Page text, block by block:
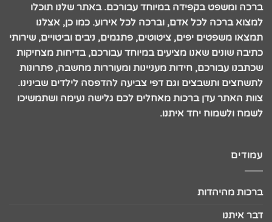
ברכה ומשפט בקפידה במיוחד עבורכם. באתר שלנו תוכלו
למצוא ברכה לכל אדם, וברכה לכל אירוע. כמו כן, אצלנו
תמצאו משפטים יפים, ציטוטים, פתגמים, ניבים וביטויים, שירותי
כתיבה שונים שאנו מציעים במיוחד עבורכם, בדיחות מצחיקות
שכתבנו עבורכם, חידות מעניינות ומעוררות מחשבה, פתרונות
לתשחצים ותשבצים וגם דפי צביעה להדפסה לילדים שבינינו.
צוות האתר עדן ברכות מאחלים לכם גלישה נעימה ושתמשיכו
לשמח ולשמוח יחד איתנו.
עמודים
ברכות מהיהדות
דבר איתנו